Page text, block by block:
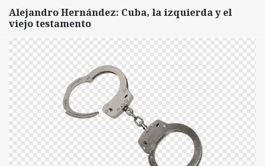
Alejandro Hernández: Cuba, la izquierda y el
viejo testamento